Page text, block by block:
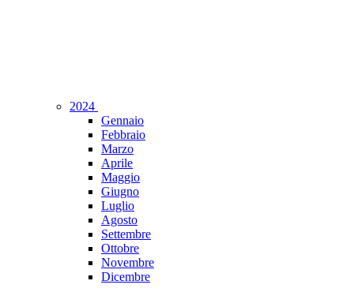
2024
Gennaio
Febbraio
Marzo
Aprile
Maggio
Giugno
Luglio
Agosto
Settembre
Ottobre
Novembre
Dicembre